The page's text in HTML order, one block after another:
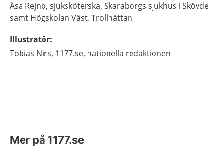
Åsa Rejnö, sjuksköterska, Skaraborgs sjukhus i Skövde
samt Högskolan Väst, Trollhättan
Illustratör:
Tobias Nirs, 1177.se, nationella redaktionen
Mer på 1177.se